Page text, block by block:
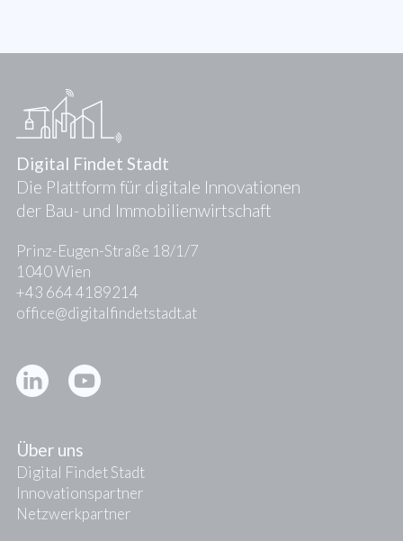
Digital Findet Stadt
Die Plattform für digitale Innovationen
der Bau- und Immobilienwirtschaft
Prinz-Eugen-Straße 18/1/7
1040 Wien
+43 664 4189214
office@digitalfindetstadt.at
Über uns
Digital Findet Stadt
Innovationspartner
Netzwerkpartner